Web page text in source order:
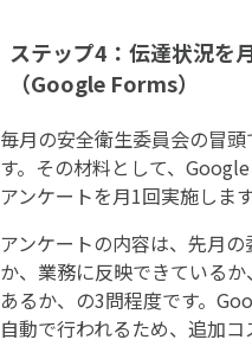
ステップ4：伝達状況を
（Google Forms）
毎月の安全衛生委員会の冒
す。その材料として、
アンケートを月1回実施します
アンケートの内容は、先月
か、業務に反映できている
あるか、の3問程度です。
自動で行われるため、追加コ